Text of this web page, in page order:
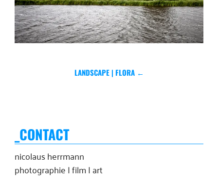
LANDSCAPE | FLORA ←
_CONTACT
nicolaus herrmann
photographie | film | art